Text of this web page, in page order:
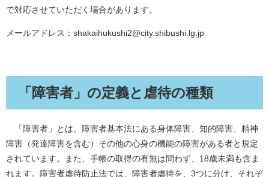
で対応させていただく場合があります。
メールアドレス：shakaihukushi2@city.shibushi.lg.jp
「障害者」の定義と虐待の種類
「障害者」とは、障害者基本法にある身体障害、知的障害、精神
障害（発達障害を含む）その他の心身の機能の障害がある者と規定
されています。また、手帳の取得の有無は問わず、18歳未満も含ま
れます。障害者虐待防止法では、障害者虐待を、3つに分け、それぞ